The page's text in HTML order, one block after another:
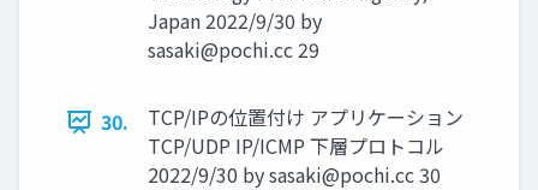
Japan 2022/9/30 by
sasaki@pochi.cc29
30.
TCP/IPの位置付け アプリケーション
TCP/UDP IP/ICMP 下層プロトコル
2022/9/30 bysasaki@pochi.cc30